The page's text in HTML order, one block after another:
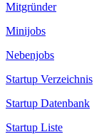
Mitgründer
Minijobs
Nebenjobs
Startup Verzeichnis
Startup Datenbank
Startup Liste